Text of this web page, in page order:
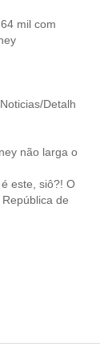
mil com
Detalh
não larga o
este, siô?! O
de